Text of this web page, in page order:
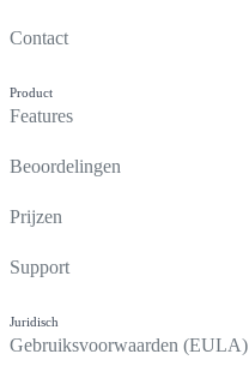
Contact
Product
Features
Beoordelingen
Prijzen
Support
Juridisch
Gebruiksvoorwaarden (EULA)